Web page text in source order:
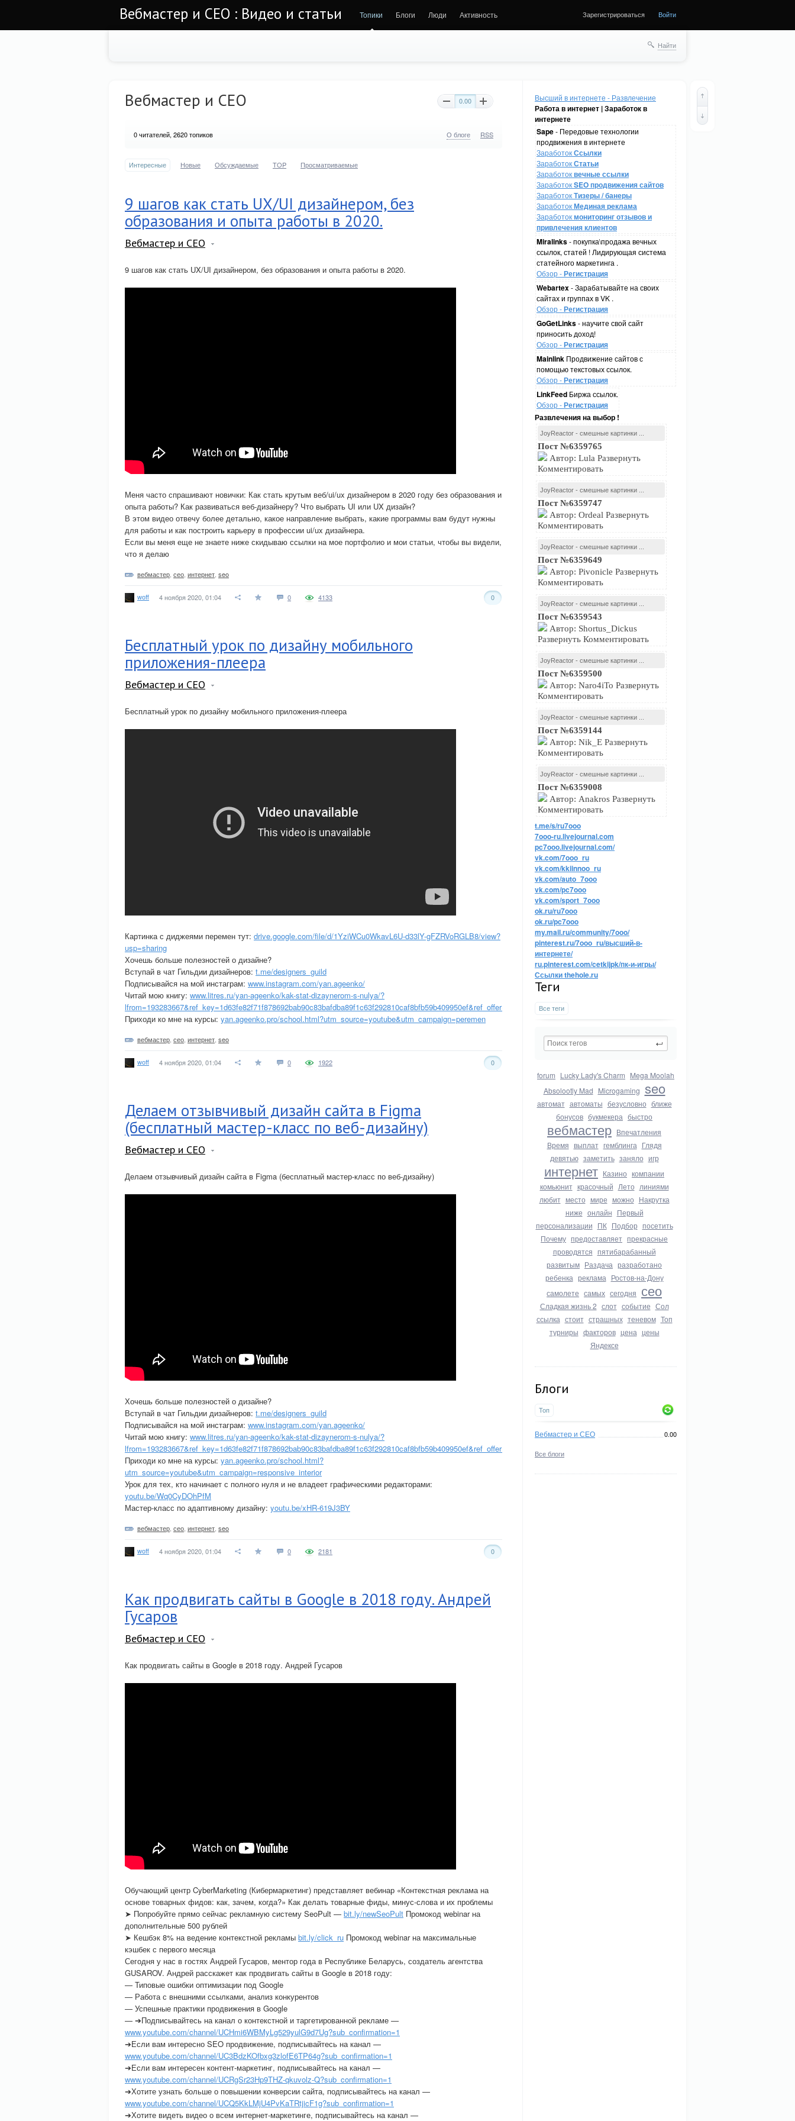
Вебмастер и СЕО : Видео и статьи Топики Блоги Люди Активность Зарегистрироваться Войти
Найти
Высший в интернете - Развлечение
Работа в интернет | Заработок в
интернете
Sape- Передовые технологии
продвижения в интернете
ЗаработокСсылки
ЗаработокСтатьи
Заработоквечные ссылки
ЗаработокSEO продвижения сайтов
ЗаработокТизеры / банеры
ЗаработокМединая реклама
Заработокмониторинг отзывов и
привлечения клиентов
Miralinks- покупка\продажа вечных
ссылок, статей ! Лидирующая система
статейного маркетинга .
Обзор -Регистрация
Webartex- Зарабатывайте на своих
сайтах и группах в VK .
Обзор -Регистрация
GoGetLinks- научите свой сайт
приносить доход!
Обзор -Регистрация
Mainlink Продвижение сайтов с
помощью текстовых ссылок.
Обзор -Регистрация
LinkFeed Биржа ссылок.
Обзор -Регистрация
Развлечения на выбор !
JoyReactor - смешные картинки ...
Пост №6359765
Автор: Lula Развернуть
Комментировать
JoyReactor - смешные картинки ...
Пост №6359747
Автор: Ordeal Развернуть
Комментировать
JoyReactor - смешные картинки ...
Пост №6359649
Автор: Pivonicle Развернуть
Комментировать
JoyReactor - смешные картинки ...
Пост №6359543
Автор: Shortus_Dickus
Развернуть Комментировать
JoyReactor - смешные картинки ...
Пост №6359500
Автор: Naro4iTo Развернуть
Комментировать
JoyReactor - смешные картинки ...
Пост №6359144
Автор: Nik_E Развернуть
Комментировать
JoyReactor - смешные картинки ...
Пост №6359008
Автор: Anakros Развернуть
Комментировать
t.me/s/ru7ooo
7ooo-ru.livejournal.com
pc7ooo.livejournal.com/
vk.com/7ooo_ru
vk.com/kkiinnoo_ru
vk.com/auto_7ooo
vk.com/pc7ooo
vk.com/sport_7ooo
ok.ru/ru7ooo
ok.ru/pc7ooo
my.mail.ru/community/7ooo/
pinterest.ru/7ooo_ru/высший-в-
интернете/
ru.pinterest.com/cetkijpk/пк-и-игры/
Ссылки thehole.ru
Теги
Все теги
forum Lucky Lady's Charm Mega Moolah
Absolootly Mad Microgaming seo
автомат автоматы безусловно ближе
бонусов букмекера быстро
вебмастер Впечатления
Время выплат гемблинга Глядя
девятью заметить заняло игр
интернет Казино компании
комьюнит красочный Лето линиями
любит место мире можно Накрутка
ниже онлайн Первый
персонализации ПК Подбор посетить
Почему предоставляет прекрасные
проводятся пятибарабанный
развитым Раздача разработано
ребенка реклама Ростов-на-Дону
самолете самых сегодня сео
Сладкая жизнь 2 слот событие Сол
ссылка стоит страшных теневом Топ
турниры факторов цена цены
Яндексе
Блоги
Топ
Вебмастер и СЕО 0.00
Все блоги
Вебмастер и СЕО 0.00
0читателей, 2620 топиков О блоге RSS
Интересные Новые Обсуждаемые TOP Просматриваемые
9 шагов как стать UX/UI дизайнером, без
образования и опыта работы в 2020.
Вебмастер и СЕО
9 шагов как стать UX/UI дизайнером, без образования и опыта работы в 2020.
Меня часто спрашивают новички: Как стать крутым веб/ui/ux дизайнером в 2020 году без образования и
опыта работы? Как развиваться веб-дизайнеру? Что выбрать UI или UX дизайн?
В этом видео отвечу более детально, какое направление выбрать, какие программы вам будут нужны
для работы и как построить карьеру в профессии ui/ux дизайнера.
Если вы меня еще не знаете ниже скидываю ссылки на мое портфолио и мои статьи, чтобы вы видели,
что я делаю
вебмастер сео интернет seo
woff 4 ноября 2020, 01:04 0 0
4133
Бесплатный урок по дизайну мобильного
приложения-плеера
Вебмастер и СЕО
Бесплатный урок по дизайну мобильного приложения-плеера
Картинка с диджеями перемен тут: drive.google.com/file/d/1YziWCu0WkavL6U-d33lY-gFZRVoRGLB8/view?
usp=sharing
Хочешь больше полезностей о дизайне?
Вступай в чат Гильдии дизайнеров: t.me/designers_guild
Подписывайся на мой инстаграм: www.instagram.com/yan.ageenko/
Читай мою книгу: www.litres.ru/yan-ageenko/kak-stat-dizaynerom-s-nulya/?
lfrom=193283667&ref_key=1d63fe82f71f878692bab90c83bafdba89f1c63f292810caf8bfb59b409950ef&ref_offer=1
Приходи ко мне на курсы: yan.ageenko.pro/school.html?utm_source=youtube&utm_campaign=peremen
вебмастер сео интернет seo
woff 4 ноября 2020, 01:04 0 0
1922
Делаем отзывчивый дизайн сайта в Figma
(бесплатный мастер-класс по веб-дизайну)
Вебмастер и СЕО
Делаем отзывчивый дизайн сайта в Figma (бесплатный мастер-класс по веб-дизайну)
Хочешь больше полезностей о дизайне?
Вступай в чат Гильдии дизайнеров: t.me/designers_guild
Подписывайся на мой инстаграм: www.instagram.com/yan.ageenko/
Читай мою книгу: www.litres.ru/yan-ageenko/kak-stat-dizaynerom-s-nulya/?
lfrom=193283667&ref_key=1d63fe82f71f878692bab90c83bafdba89f1c63f292810caf8bfb59b409950ef&ref_offer=1
Приходи ко мне на курсы: yan.ageenko.pro/school.html?
utm_source=youtube&utm_campaign=responsive_interior
Урок для тех, кто начинает с полного нуля и не владеет графическими редакторами:
youtu.be/Wq0CyDOhPfM
Мастер-класс по адаптивному дизайну: youtu.be/xHR-619J3BY
вебмастер сео интернет seo
woff 4 ноября 2020, 01:04 0 0
2181
Как продвигать сайты в Google в 2018 году. Андрей
Гусаров
Вебмастер и СЕО
Как продвигать сайты в Google в 2018 году. Андрей Гусаров
Обучающий центр CyberMarketing (Кибермаркетинг) представляет вебинар «Контекстная реклама на
основе товарных фидов: как, зачем, когда?» Как делать товарные фиды, минус-слова и их проблемы
➤ Попробуйте прямо сейчас рекламную систему SeoPult — bit.ly/newSeoPult Промокод webinar на
дополнительные 500 рублей
➤ Кешбэк 8% на ведение контекстной рекламы bit.ly/click_ru Промокод webinar на максимальные
кэшбек с первого месяца
Сегодня у нас в гостях Андрей Гусаров, ментор года в Республике Беларусь, создатель агентства
GUSAROV. Андрей расскажет как продвигать сайты в Google в 2018 году:
— Типовые ошибки оптимизации под Google
— Работа с внешними ссылками, анализ конкурентов
— Успешные практики продвижения в Google
— ➔Подписывайтесь на канал о контекстной и таргетированной рекламе —
www.youtube.com/channel/UCHmi6WBMyLg529yulG9d7Ug?sub_confirmation=1
➔Если вам интересно SEO продвижение, подписывайтесь на канал —
www.youtube.com/channel/UC3BdzKOfbxg3zlofE6TP64g?sub_confirmation=1
➔Если вам интересен контент-маркетинг, подписывайтесь на канал —
www.youtube.com/channel/UCRgSr23Hp9THZ-qkuvolz-Q?sub_confirmation=1
➔Хотите узнать больше о повышении конверсии сайта, подписывайтесь на канал —
www.youtube.com/channel/UCQ5KkLMjU4PvKaTRtjicF1g?sub_confirmation=1
➔Хотите видеть видео о всем интернет-маркетинге, подписывайтесь на канал —